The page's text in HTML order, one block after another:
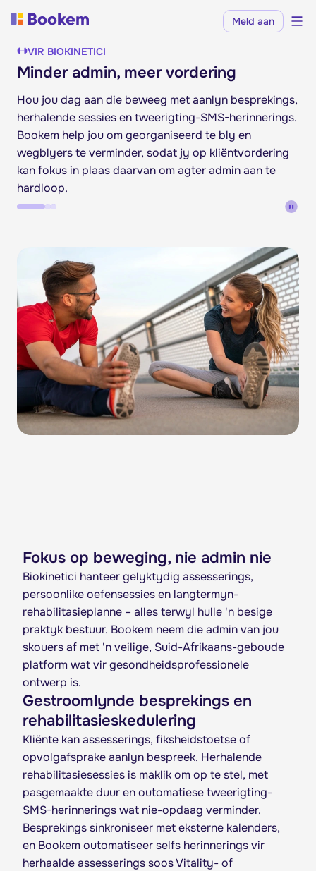
Meld aan
VIR BIOKINETICI
Minder admin, meer vordering
Hou jou dag aan die beweeg met aanlyn besprekings,
herhalende sessies en tweerigting-SMS-herinnerings.
Bookem help jou om georganiseerd te bly en
wegblyers te verminder, sodat jy op kliëntvordering
kan fokus in plaas daarvan om agter admin aan te
hardloop.
Fokus op beweging, nie admin nie
Biokinetici hanteer gelyktydig assesserings,
persoonlike oefensessies en langtermyn-
rehabilitasieplanne – alles terwyl hulle 'n besige
praktyk bestuur. Bookem neem die admin van jou
skouers af met 'n veilige, Suid-Afrikaans-geboude
platform wat vir gesondheidsprofessionele
ontwerp is.
Gestroomlynde besprekings en
rehabilitasieskedulering
Kliënte kan assesserings, fiksheidstoetse of
opvolgafsprake aanlyn bespreek. Herhalende
rehabilitasiesessies is maklik om op te stel, met
pasgemaakte duur en outomatiese tweerigting-
SMS-herinnerings wat nie-opdaag verminder.
Besprekings sinkroniseer met eksterne kalenders,
en Bookem outomatiseer selfs herinnerings vir
herhaalde assesserings soos Vitality- of